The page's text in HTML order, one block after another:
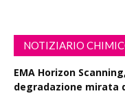
NOTIZIARIO
EMA Horizon
degradazione mirata